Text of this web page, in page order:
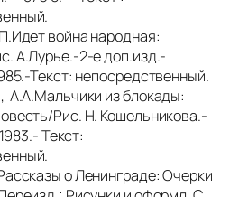
война народная:
А.Лурье.-2-е доп.изд.-
Текст: непосредственный.
А.А.Мальчики из блокады:
Рис. Н. Кошельникова.-
Текст:
о Ленинграде: Очерки